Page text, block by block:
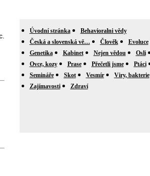
Úvodní stránka
Behavioralni vědy
Česká a slovenská vě…
Člověk Evoluce
Genetika
Kabinet Nejen vědou Osli
Ovce, kozy
Prase Přečetli jsme Ptáci
Semináře
Skot Vesmír
Viry, bakterie
Zajímavosti
Zdraví